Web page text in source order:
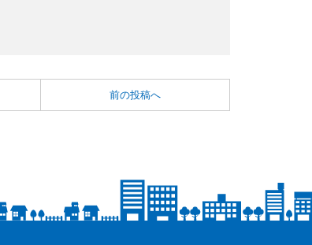
前の投稿へ